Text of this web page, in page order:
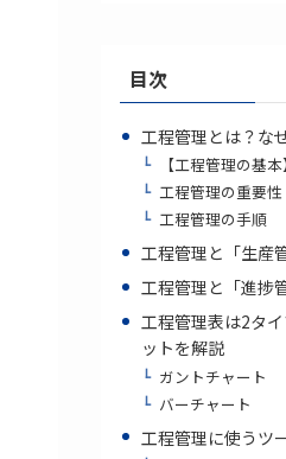
目次
工程管理とは？な
【工程管理の基
工程管理の重要性
工程管理の手順
工程管理と「生産
工程管理と「進捗
工程管理表は2タ
ットを解説
ガントチャート
バーチャート
工程管理に使うツ